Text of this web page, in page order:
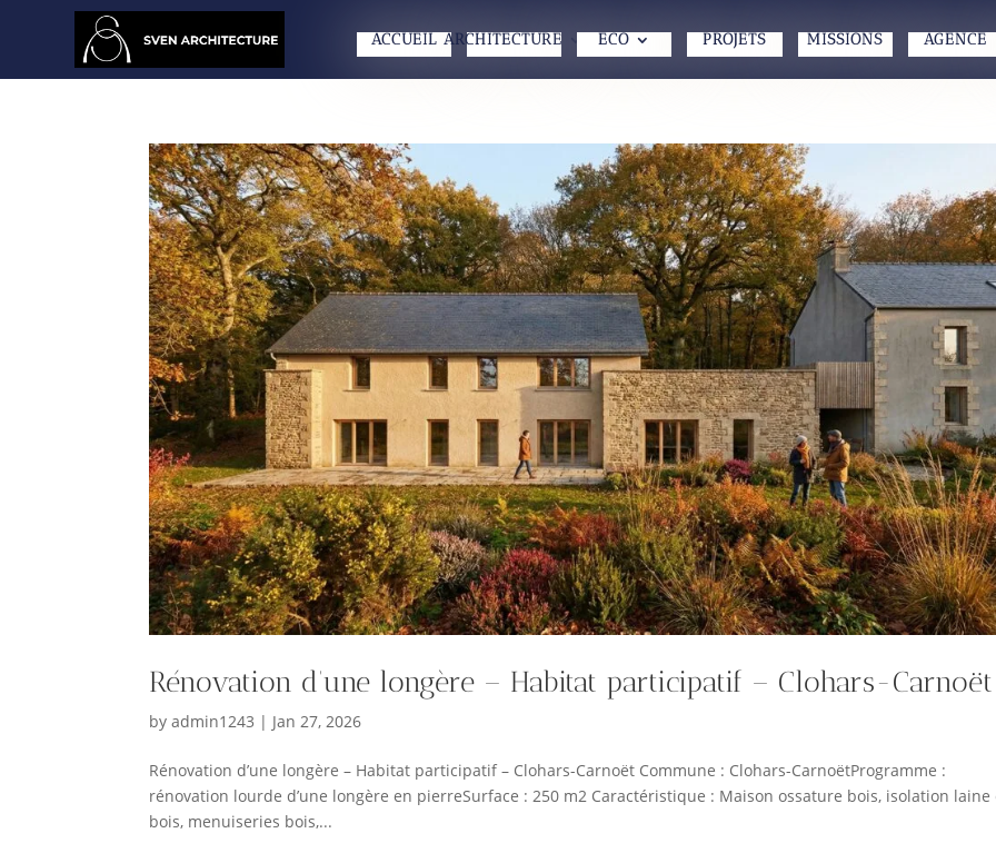
ACCUEIL ARCHITECTURE ECO PROJETS MISSIONS AGENCE
Rénovation d’une longère – Habitat participatif – Clohars-Carnoët
byadmin1243 | Jan 27, 2026
Rénovation d’une longère – Habitat participatif – Clohars-Carnoët Commune : Clohars-CarnoëtProgramme :
rénovation lourde d’une longère en pierreSurface : 250 m2 Caractéristique : Maison ossature bois, isolation laine
bois, menuiseries bois,...